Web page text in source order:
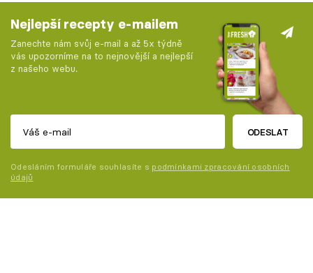
Nejlepší recepty e-mailem
Zanechte nám svůj e-mail a až 5x týdně
vás upozorníme na to nejnovější a nejlepší
z našeho webu.
ODESLAT
Odesláním formuláře souhlasíte s podmínkami zpracování osobních
údajů